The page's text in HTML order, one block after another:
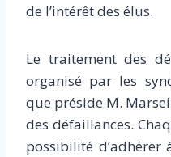
de l’intérêt des élus.
Le traitement des
organisé par les
que préside M.
des défaillances.
possibilité d’adhérer